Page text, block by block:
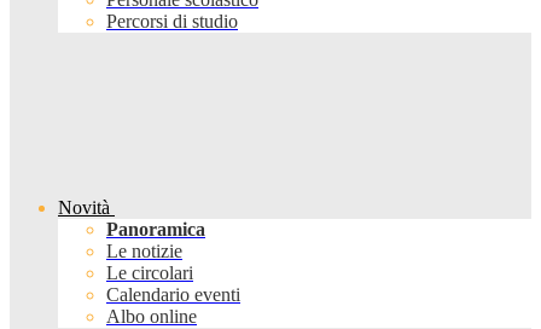
Percorsi di studio
Novità
Panoramica
Le notizie
Le circolari
Calendario eventi
Albo online